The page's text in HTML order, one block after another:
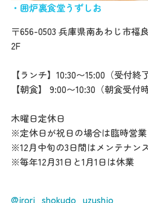
・囲炉裏食堂うずしお
〒656-0503 兵庫県南あわじ市福
2F
【ランチ】10:30〜15:00（受付終了
【朝食】 9:00〜10:30（朝食受付
木曜日定休日
※定休日が祝日の場合は臨時営業
※12月中旬の3日間はメンテナン
※毎年12月31日と1月1日は休業
@irori_shokudo_uzushio